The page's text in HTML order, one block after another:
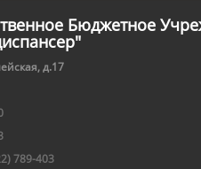
Бюджетное
д.17
789-403